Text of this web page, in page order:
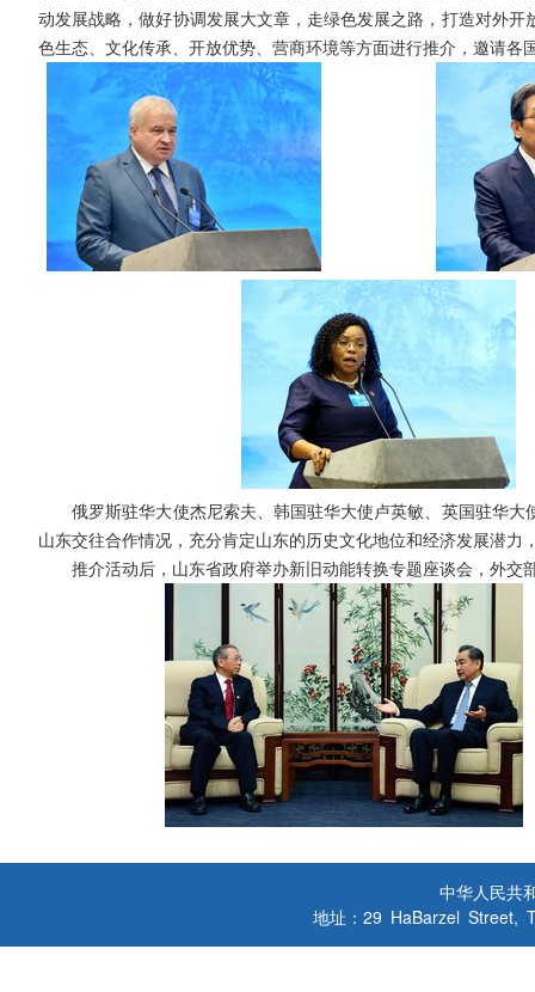
动发展战略，做好协调发展大文章，走绿色发展之路，打造对外
色生态、文化传承、开放优势、营商环境等方面进行推介，邀请各
俄罗斯驻华大使杰尼索夫、韩国驻华大使卢英敏、英国驻华大
山东交往合作情况，充分肯定山东的历史文化地位和经济发展潜
推介活动后，山东省政府举办新旧动能转换专题座谈会，外交
中华人民共
地址：29 HaBarzel Street,